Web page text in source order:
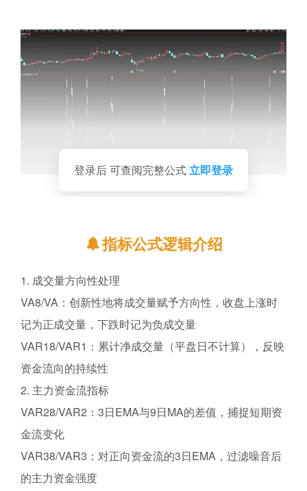
登录后 可查阅完整公式立即登录
指标公式逻辑介绍
1. 成交量方向性处理
​​VA8/VA​​：创新性地将成交量赋予方向性，收盘上涨时
记为正成交量，下跌时记为负成交量
​​VAR18/VAR1​​：累计净成交量（平盘日不计算），反映
资金流向的持续性
2. 主力资金流指标
​​VAR28/VAR2​​：3日EMA与9日MA的差值，捕捉短期资
金流变化
​​VAR38/VAR3​​：对正向资金流的3日EMA，过滤噪音后
的主力资金强度